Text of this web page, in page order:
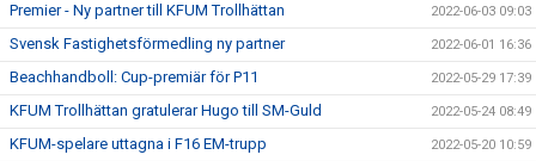
Premier - Ny partner till KFUM Trollhättan 2022-06-03 09:03
Svensk Fastighetsförmedling ny partner 2022-06-01 16:36
Beachhandboll: Cup-premiär för P11 2022-05-29 17:39
KFUM Trollhättan gratulerar Hugo till SM-Guld 2022-05-24 08:49
KFUM-spelare uttagna i F16 EM-trupp 2022-05-20 10:59